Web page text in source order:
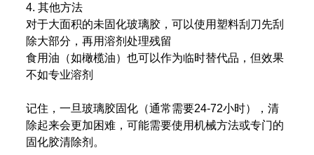
4. 其他方法
对于大面积的未固化玻璃胶，可以使用塑料刮刀先刮
除大部分，再用溶剂处理残留
食用油（如橄榄油）也可以作为临时替代品，但效果
不如专业溶剂
记住，一旦玻璃胶固化（通常需要24-72小时），清
除起来会更加困难，可能需要使用机械方法或专门的
固化胶清除剂。